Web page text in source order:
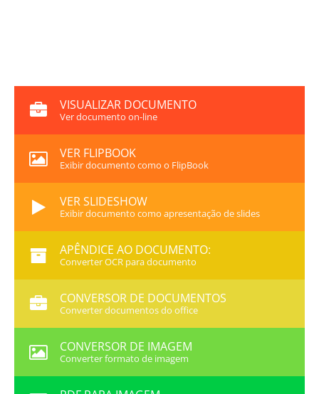
VISUALIZAR DOCUMENTO
Ver documento on-line
VER FLIPBOOK
Exibir documento como o FlipBook
VER SLIDESHOW
Exibir documento como apresentação de slides
APÊNDICE AO DOCUMENTO:
Converter OCR para documento
CONVERSOR DE DOCUMENTOS
Converter documentos do office
CONVERSOR DE IMAGEM
Converter formato de imagem